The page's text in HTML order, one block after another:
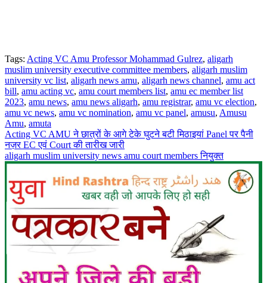
Tags: Acting VC Amu Professor Mohammad Gulrez, aligarh
muslim university executive committee members, aligarh muslim
university vc list, aligarh news amu, aligarh news channel, amu act
bill, amu acting vc, amu court members list, amu ec member list
2023, amu news, amu news aligarh, amu registrar, amu vc election,
amu vc news, amu vc nomination, amu vc panel, amusu, Amusu
Amu, amuta
Post
navigation
Acting VC AMU ने छात्रों के आगे टेके घुटने बटी मिठाइयां Panel पर पैनी
नज़र EC एवं Court की तारीख जारी
aligarh muslim university news amu court members नियुक्त